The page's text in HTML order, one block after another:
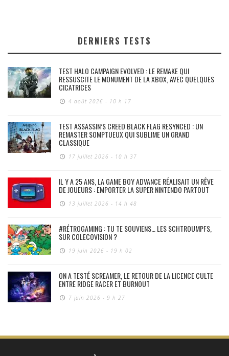
DERNIERS TESTS
TEST HALO CAMPAIGN EVOLVED : LE REMAKE QUI
RESSUSCITE LE MONUMENT DE LA XBOX, AVEC QUELQUES
CICATRICES
4 août 2026 - 10 h 17
TEST ASSASSIN’S CREED BLACK FLAG RESYNCED : UN
REMASTER SOMPTUEUX QUI SUBLIME UN GRAND
CLASSIQUE
17 juillet 2026 - 10 h 37
IL Y A 25 ANS, LA GAME BOY ADVANCE RÉALISAIT UN RÊVE
DE JOUEURS : EMPORTER LA SUPER NINTENDO PARTOUT
13 juillet 2026 - 14 h 48
#RÉTROGAMING : TU TE SOUVIENS… LES SCHTROUMPFS,
SUR COLECOVISION ?
19 juin 2026 - 19 h 02
ON A TESTÉ SCREAMER, LE RETOUR DE LA LICENCE CULTE
ENTRE RIDGE RACER ET BURNOUT
7 juin 2026 - 9 h 27